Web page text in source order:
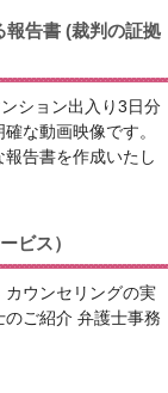
報告書 (裁判の証拠
ション出入り3日分
な動画映像です。
告書を作成いたし
ビス）
ウンセリングの実
ご紹介 弁護士事務